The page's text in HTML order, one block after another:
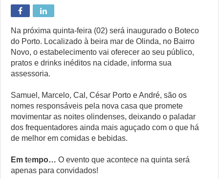
Na próxima quinta-feira (02) será inaugurado o Boteco
do Porto. Localizado à beira mar de Olinda, no Bairro
Novo, o estabelecimento vai oferecer ao seu público,
pratos e drinks inéditos na cidade, informa sua
assessoria.
Samuel, Marcelo, Cal, César Porto e André, são os
nomes responsáveis pela nova casa que promete
movimentar as noites olindenses, deixando o paladar
dos frequentadores ainda mais aguçado com o que há
de melhor em comidas e bebidas.
Em tempo…O evento que acontece na quinta será
apenas para convidados!